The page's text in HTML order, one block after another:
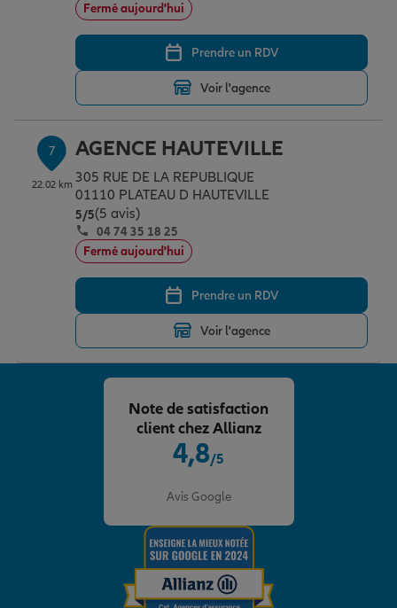
Fermé aujourd'hui
Prendre un RDV
Voir l'agence
7
22.02 km
AGENCE HAUTEVILLE
305 RUE DE LA REPUBLIQUE
01110 PLATEAU D HAUTEVILLE
5/5Note de 5 sur 5
(5 avis)
04 74 35 18 25
Fermé aujourd'hui
Prendre un RDV
Voir l'agence
4,8/5
Avis Google
Note de satisfaction
client chez Allianz